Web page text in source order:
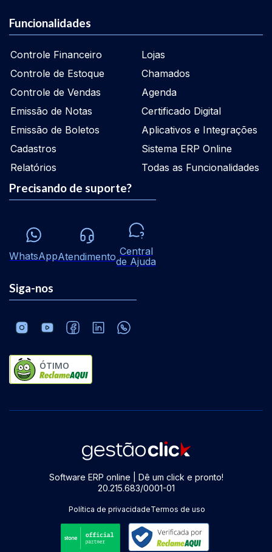
Funcionalidades
Controle Financeiro
Controle de Estoque
Controle de Vendas
Emissão de Notas
Emissão de Boletos
Cadastros
Relatórios
Lojas
Chamados
Agenda
Certificado Digital
Aplicativos e Integrações
Sistema ERP Online
Todas as Funcionalidades
Precisando de suporte?
WhatsAppAtendimento Central
de Ajuda
Siga-nos
ÓTIMO
Software ERP online | Dê um click e pronto!
20.215.683/0001-01
Política de privacidadeTermos de uso